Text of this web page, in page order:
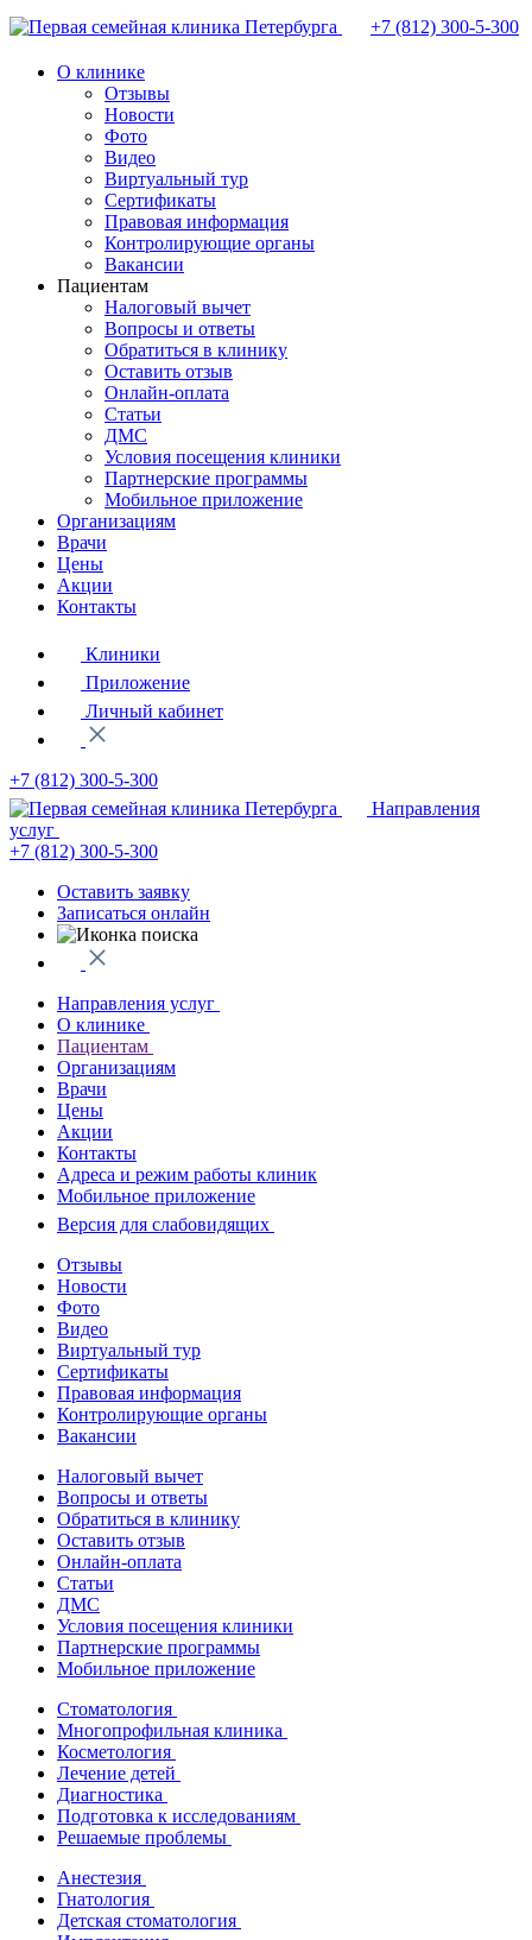
+7 (812) 300-5-300
О клинике
Отзывы
Новости
Фото
Видео
Виртуальный тур
Сертификаты
Правовая информация
Контролирующие органы
Вакансии
Пациентам
Налоговый вычет
Вопросы и ответы
Обратиться в клинику
Оставить отзыв
Онлайн-оплата
Статьи
ДМС
Условия посещения клиники
Партнерские программы
Мобильное приложение
Организациям
Врачи
Цены
Акции
Контакты
Клиники
Приложение
Личный кабинет
+7 (812) 300-5-300
Направления
услуг
+7 (812) 300-5-300
Оставить заявку
Записаться онлайн
Направления услуг
О клинике
Пациентам
Организациям
Врачи
Цены
Акции
Контакты
Адреса и режим работы клиник
Мобильное приложение
Версия для слабовидящих
Отзывы
Новости
Фото
Видео
Виртуальный тур
Сертификаты
Правовая информация
Контролирующие органы
Вакансии
Налоговый вычет
Вопросы и ответы
Обратиться в клинику
Оставить отзыв
Онлайн-оплата
Статьи
ДМС
Условия посещения клиники
Партнерские программы
Мобильное приложение
Стоматология
Многопрофильная клиника
Косметология
Лечение детей
Диагностика
Подготовка к исследованиям
Решаемые проблемы
Анестезия
Гнатология
Детская стоматология